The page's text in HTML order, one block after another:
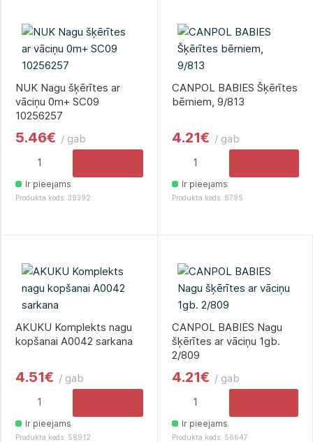
NUK Nagu šķērītes ar
vāciņu 0m+ SC09
10256257
5.46€ / gab
Ir pieejams
Produkta kods: 39392
CANPOL BABIES Šķērītes
bērniem, 9/813
4.21€ / gab
Ir pieejams
Produkta kods: 8795
AKUKU Komplekts nagu
kopšanai A0042 sarkana
4.51€ / gab
Ir pieejams
Produkta kods: 58912
CANPOL BABIES Nagu
šķērītes ar vāciņu 1gb.
2/809
4.21€ / gab
Ir pieejams
Produkta kods: 56647